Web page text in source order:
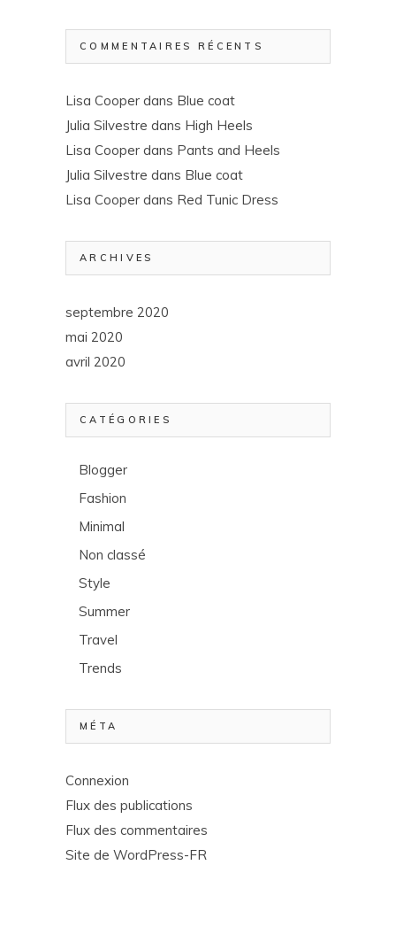
COMMENTAIRES RÉCENTS
Lisa Cooper dans Blue coat
Julia Silvestre dans High Heels
Lisa Cooper dans Pants and Heels
Julia Silvestre dans Blue coat
Lisa Cooper dans Red Tunic Dress
ARCHIVES
septembre 2020
mai 2020
avril 2020
CATÉGORIES
Blogger
Fashion
Minimal
Non classé
Style
Summer
Travel
Trends
MÉTA
Connexion
Flux des publications
Flux des commentaires
Site de WordPress-FR